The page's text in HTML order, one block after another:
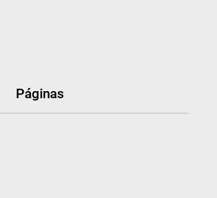
Páginas